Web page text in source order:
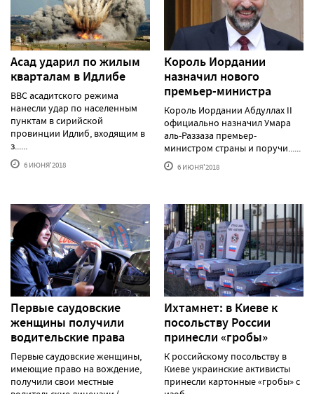
Асад ударил по жилым
кварталам в Идлибе
ВВС асадитского режима
нанесли удар по населенным
пунктам в сирийской
провинции Идлиб, входящим в
з......
6 ИЮНЯ'2018
Король Иордании
назначил нового
премьер-министра
Король Иордании Абдуллах II
официально назначил Умара
аль-Раззаза премьер-
министром страны и поручи......
6 ИЮНЯ'2018
Первые саудовские
женщины получили
водительские права
Первые саудовские женщины,
имеющие право на вождение,
получили свои местные
Ихтамнет: в Киеве к
посольству России
принесли «гробы»
К российскому посольству в
Киеве украинские активисты
принесли картонные «гробы» с